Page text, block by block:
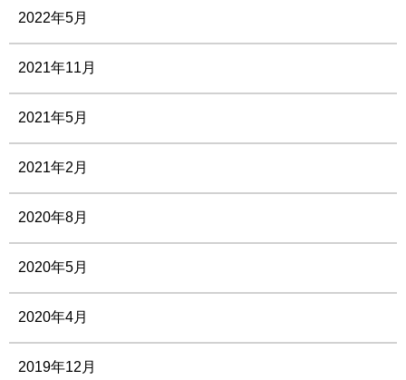
2022年5月
2021年11月
2021年5月
2021年2月
2020年8月
2020年5月
2020年4月
2019年12月